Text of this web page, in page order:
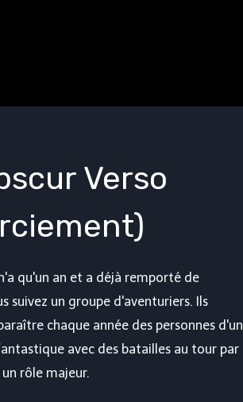
Verso
qu'un an et a déjà remporté de
suivez un groupe d'aventuriers. Ils
chaque année des personnes d'un
avec des batailles au tour par
rôle majeur.